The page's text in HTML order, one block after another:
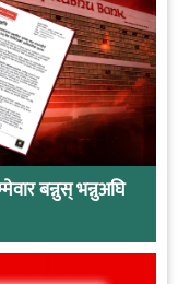
बन्नुस् भन्नुअघि